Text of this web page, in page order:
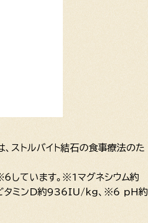
ストルバイト結石の食事療法のた
しています。※1マグネシウム約
タミンD約936IU/kg、※6 pH約